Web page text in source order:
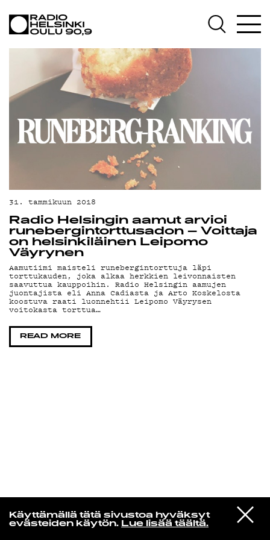
Käyttämällä tätä sivustoa hyväksyt
evästeiden käytön. Lue lisää täältä.
VIESTI
STUDIOON
Chromatics
Kill for Love
AJANKOHTAISTA
OHJELMAT
TEKIJÄT
ON-DEMAND
PODCAST
MAINOSTA
YHTEYSTIEDOT
G LIVELAB
YSTÄVÄKLUBI
TIETOSUOJA
KIRJAUDU SISÄÄN
31. tammikuun 2018
Radio Helsingin aamut arvioi
runebergintorttusadon – Voittaja
on helsinkiläinen Leipomo
Väyrynen
Aamutiimi maisteli runebergintorttuja läpi
torttukauden, joka alkaa herkkien leivonnaisten
saavuttua kauppoihin. Radio Helsingin aamujen
juontajista eli Anna Cadiasta ja Arto Koskelosta
koostuva raati luonnehtii Leipomo Väyrysen
voitokasta torttua…
READ MORE